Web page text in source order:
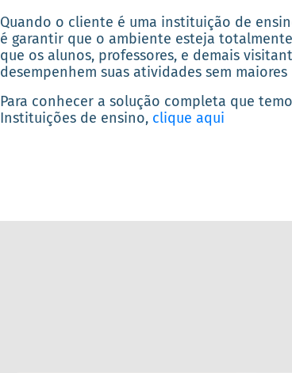
Quando o cliente é uma instituição de
é garantir que o ambiente esteja
que os alunos, professores, e demais
desempenhem suas atividades sem
Para conhecer a solução completa que
Instituições de ensino, clique aqui